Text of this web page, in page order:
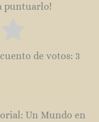
puntuarlo!
de votos: 3
Un Mundo en